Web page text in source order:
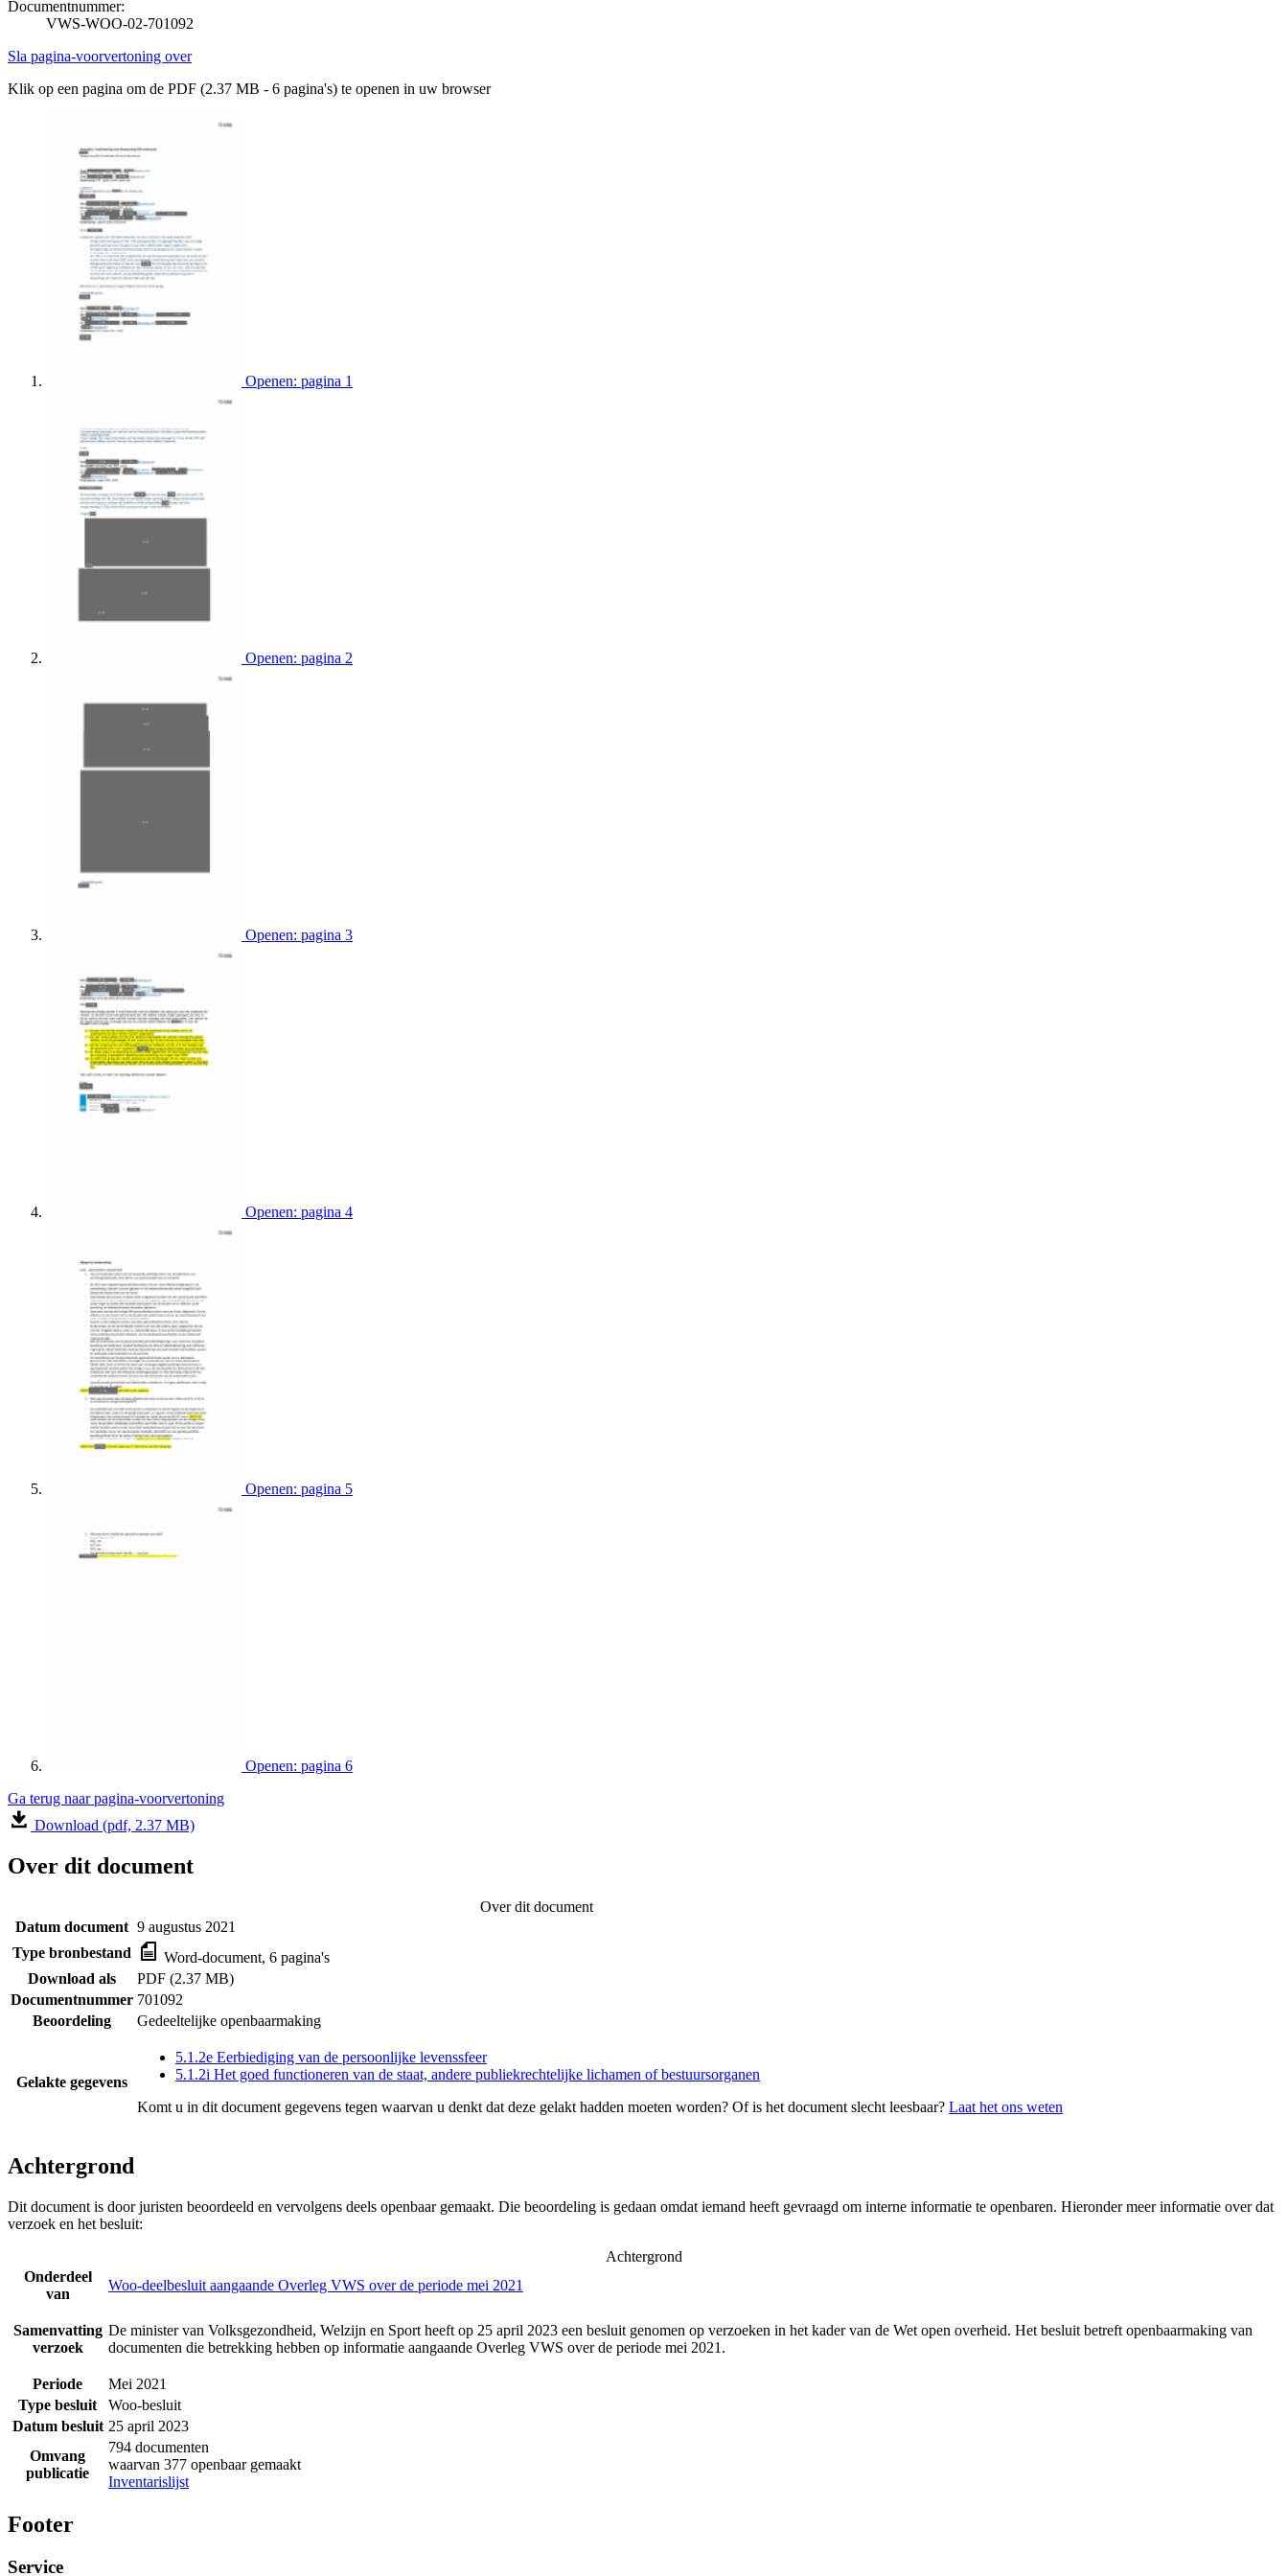
Documentnummer:
VWS-WOO-02-701092
Sla pagina-voorvertoning over
Klik op een pagina om de PDF (2.37 MB - 6 pagina's) te openen in uw browser
Openen: pagina 1
Openen: pagina 2
Openen: pagina 3
Openen: pagina 4
Openen: pagina 5
Openen: pagina 6
Ga terug naar pagina-voorvertoning
Download (pdf, 2.37 MB)
Over dit document
Over dit document
Datum document 9 augustus 2021
Type bronbestand
Word-document, 6 pagina's
Download als
PDF (2.37 MB)
Documentnummer 701092
Beoordeling
Gedeeltelijke openbaarmaking
Gelakte gegevens
5.1.2e Eerbiediging van de persoonlijke levenssfeer
5.1.2i Het goed functioneren van de staat, andere publiekrechtelijke lichamen of bestuursorganen
Komt u in dit document gegevens tegen waarvan u denkt dat deze gelakt hadden moeten worden? Of is het document slecht leesbaar? Laat het ons weten
Achtergrond
Dit document is door juristen beoordeeld en vervolgens deels openbaar gemaakt. Die beoordeling is gedaan omdat iemand heeft gevraagd om interne informatie te openbaren. Hieronder meer informatie over dat
verzoek en het besluit:
Achtergrond
Onderdeel
van
Woo-deelbesluit aangaande Overleg VWS over de periode mei 2021
Samenvatting
verzoek
De minister van Volksgezondheid, Welzijn en Sport heeft op 25 april 2023 een besluit genomen op verzoeken in het kader van de Wet open overheid. Het besluit betreft openbaarmaking van
documenten die betrekking hebben op informatie aangaande Overleg VWS over de periode mei 2021.
Periode
Mei 2021
Type besluit
Woo-besluit
Datum besluit 25 april 2023
Omvang
publicatie
794 documenten
waarvan 377 openbaar gemaakt
Inventarislijst
Footer
Service